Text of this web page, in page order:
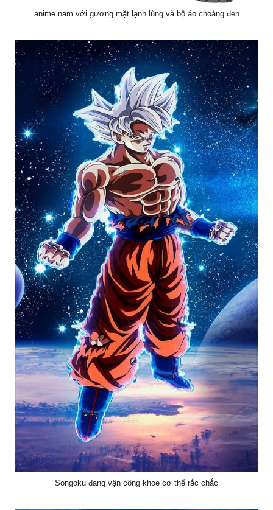
anime nam với gương mặt lạnh lùng và bộ áo choàng đen
Songoku đang vận công khoe cơ thể rắc chắc